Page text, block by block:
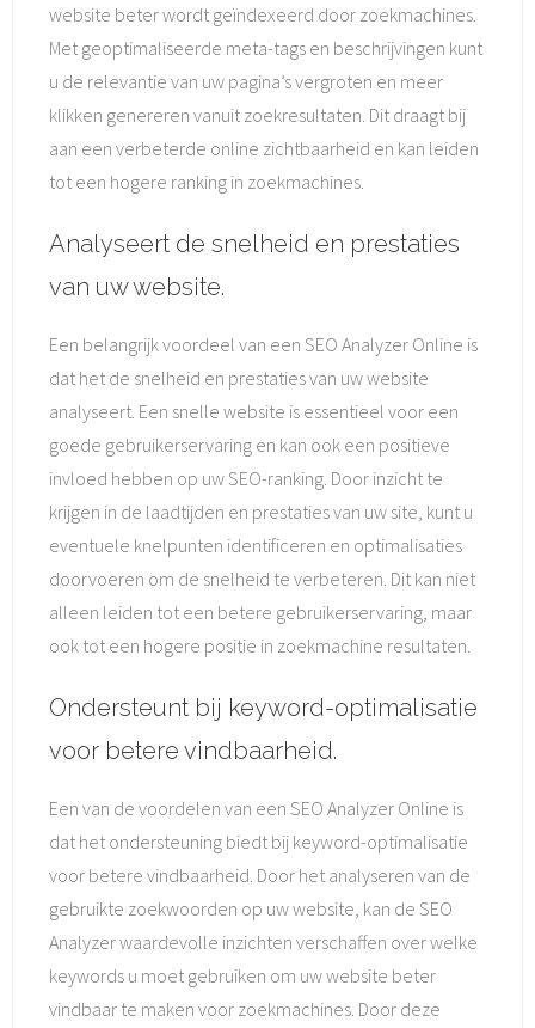
website beter wordt geïndexeerd door zoekmachines.
Met geoptimaliseerde meta-tags en beschrijvingen kunt
u de relevantie van uw pagina’s vergroten en meer
klikken genereren vanuit zoekresultaten. Dit draagt bij
aan een verbeterde online zichtbaarheid en kan leiden
tot een hogere ranking in zoekmachines.
Analyseert de snelheid en prestaties
van uw website.
Een belangrijk voordeel van een SEO Analyzer Online is
dat het de snelheid en prestaties van uw website
analyseert. Een snelle website is essentieel voor een
goede gebruikerservaring en kan ook een positieve
invloed hebben op uw SEO-ranking. Door inzicht te
krijgen in de laadtijden en prestaties van uw site, kunt u
eventuele knelpunten identificeren en optimalisaties
doorvoeren om de snelheid te verbeteren. Dit kan niet
alleen leiden tot een betere gebruikerservaring, maar
ook tot een hogere positie in zoekmachine resultaten.
Ondersteunt bij keyword-optimalisatie
voor betere vindbaarheid.
Een van de voordelen van een SEO Analyzer Online is
dat het ondersteuning biedt bij keyword-optimalisatie
voor betere vindbaarheid. Door het analyseren van de
gebruikte zoekwoorden op uw website, kan de SEO
Analyzer waardevolle inzichten verschaffen over welke
keywords u moet gebruiken om uw website beter
vindbaar te maken voor zoekmachines. Door deze